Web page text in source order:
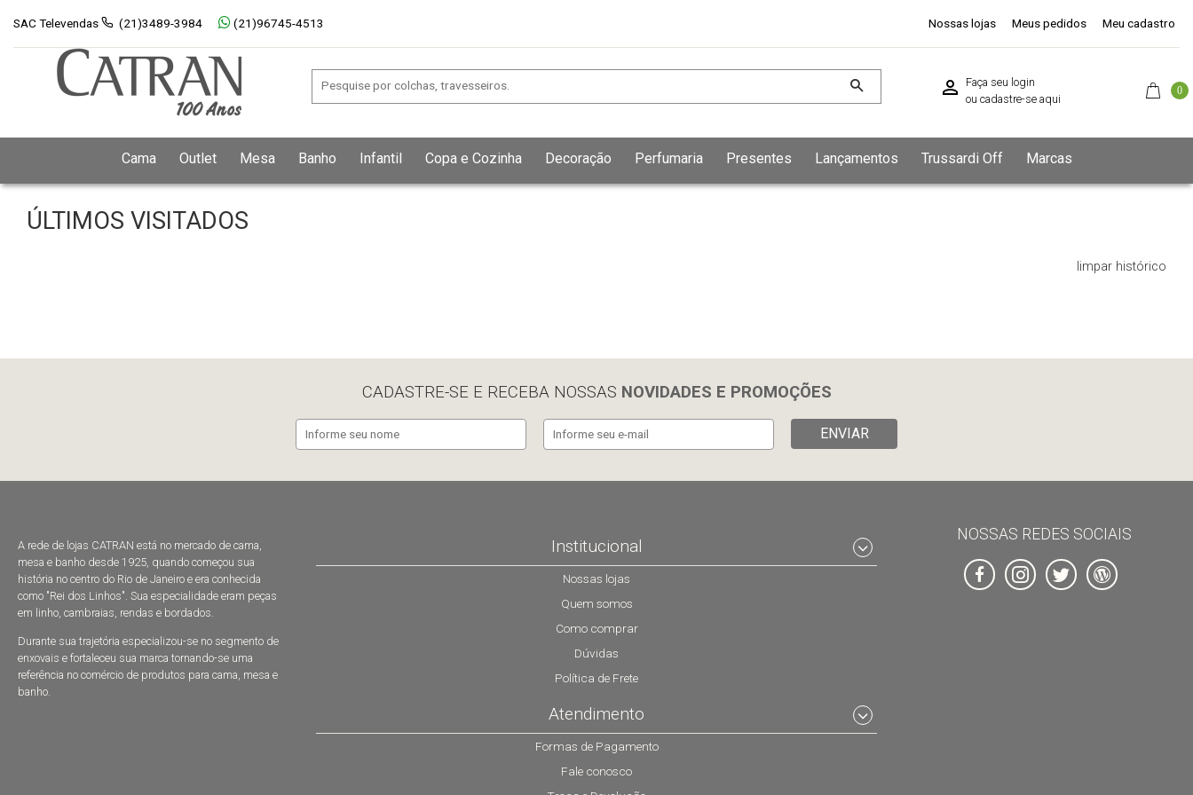
SAC Televendas (21)3489-3984 (21)96745-4513 Nossas lojas Meus pedidos Meu cadastro
Faça seu login
ou cadastre-se aqui
0
Cama Outlet Mesa Banho Infantil Copa e Cozinha Decoração Perfumaria Presentes Lançamentos Trussardi Off Marcas
ÚLTIMOS VISITADOS
limpar histórico
CADASTRE-SE E RECEBA NOSSAS NOVIDADES E PROMOÇÕES
ENVIAR
A rede de lojas CATRAN está no mercado de cama,
mesa e banho desde 1925, quando começou sua
história no centro do Rio de Janeiro e era conhecida
como "Rei dos Linhos". Sua especialidade eram peças
em linho, cambraias, rendas e bordados.
Durante sua trajetória especializou-se no segmento de
enxovais e fortaleceu sua marca tornando-se uma
referência no comércio de produtos para cama, mesa e
banho.
Institucional
Nossas lojas
Quem somos
Como comprar
Dúvidas
Política de Frete
Atendimento
Formas de Pagamento
Fale conosco
NOSSAS REDES SOCIAIS